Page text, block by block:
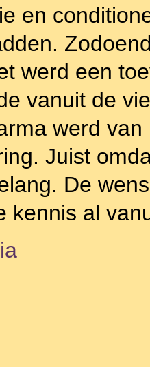
en
werd een
vanuit de
werd
Juist
De
kennis al